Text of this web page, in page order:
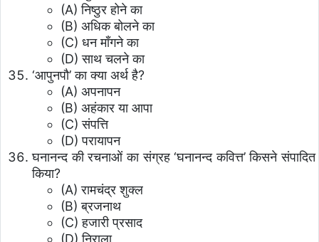
(A) निष्ठुर होने का
(B) अधिक बोलने का
(C) धन माँगने का
(D) साथ चलने का
‘आपुनपौ’ का क्या अर्थ है?
(A) अपनापन
(B) अहंकार या आपा
(C) संपत्ति
(D) परायापन
घनानन्द की रचनाओं का संग्रह ‘घनानन्द कवित्त’ किसने संपादित
किया?
(A) रामचंद्र शुक्ल
(B) ब्रजनाथ
(C) हजारी प्रसाद
(D) निराला